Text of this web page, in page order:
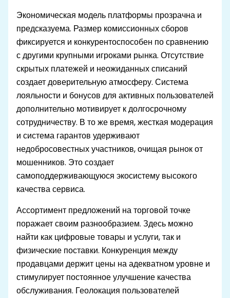
Экономическая модель платформы прозрачна и
предсказуема. Размер комиссионных сборов
фиксируется и конкурентоспособен по сравнению
с другими крупными игроками рынка. Отсутствие
скрытых платежей и неожиданных списаний
создает доверительную атмосферу. Система
лояльности и бонусов для активных пользователей
дополнительно мотивирует к долгосрочному
сотрудничеству. В то же время, жесткая модерация
и система гарантов удерживают
недобросовестных участников, очищая рынок от
мошенников. Это создает
самоподдерживающуюся экосистему высокого
качества сервиса.
Ассортимент предложений на торговой точке
поражает своим разнообразием. Здесь можно
найти как цифровые товары и услуги, так и
физические поставки. Конкуренция между
продавцами держит цены на адекватном уровне и
стимулирует постоянное улучшение качества
обслуживания. Геолокация пользователей